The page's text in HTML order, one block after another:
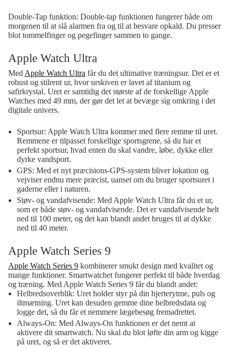
Double-Tap funktion: Double-tap funktionen fungerer både om
morgenen til at slå alarmen fra og til at besvare opkald. Du presser
blot tommelfinger og pegefinger sammen to gange.
Apple Watch Ultra
Med Apple Watch Ultra får du det ultimative træningsur. Det er et
robust og stilrent ur, hvor urskiven er lavet af titanium og
safirkrystal. Uret er samtidig det største af de forskellige Apple
Watches med 49 mm, der gør det let at bevæge sig omkring i det
digitale univers.
Sportsur: Apple Watch Ultra kommer med flere remme til uret.
Remmene er tilpasset forskellige sportsgrene, så du har et
perfekt sportsur, hvad enten du skal vandre, løbe, dykke eller
dyrke vandsport.
GPS: Med et nyt præcisions-GPS-system bliver lokation og
vejviser endnu mere præcist, uanset om du bruger sportsuret i
gaderne eller i naturen.
Støv- og vandafvisende: Med Apple Watch Ultra får du et ur,
som er både støv- og vandafvisende. Det er vandafvisende helt
ned til 100 meter, og det kan blandt andet bruges til at dykke
ned til 40 meter.
Apple Watch Series 9
Apple Watch Series 9 kombinerer smukt design med kvalitet og
mange funktioner. Smartwatchet fungerer perfekt til både hverdag
og træning. Med Apple Watch Series 9 får du blandt andet:
Helbredsoverblik: Uret holder styr på din hjerterytme, puls og
iltmætning. Uret kan desuden gemme dine helbredsdata og
logge det, så du får et nemmere lægebesøg fremadrettet.
Always-On: Med Always-On funktionen er det nemt at
aktivere dit smartwatch. Nu skal du blot løfte din arm og kigge
på uret, og så er det aktiveret.